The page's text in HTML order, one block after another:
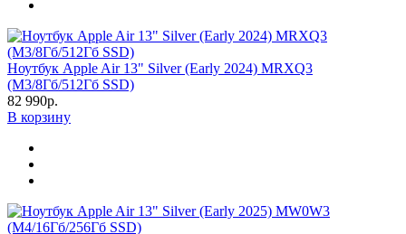
Ноутбук Apple Air 13" Silver (Early 2024) MRXQ3
(M3/8Гб/512Гб SSD)
82 990р.
В корзину